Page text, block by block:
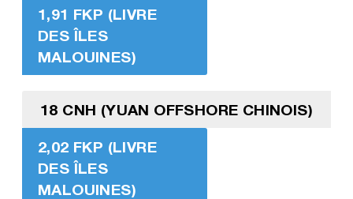
1,91 FKP (LIVRE
DES ÎLES
MALOUINES)
18 CNH (YUAN OFFSHORE CHINOIS)
2,02 FKP (LIVRE
DES ÎLES
MALOUINES)